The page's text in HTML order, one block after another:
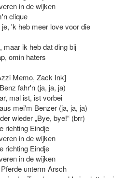
in de wijken
clique
'k heb meer love voor die
maar ik heb dat ding bij
omin haters
Memo, Zack Ink]
fahr'n (ja, ja, ja)
mal ist, ist vorbei
mei'm Benzer (ja, ja, ja)
wieder „Bye, bye!“ (brr)
richting Eindje
in de wijken
richting Eindje
in de wijken
unterm Arsch